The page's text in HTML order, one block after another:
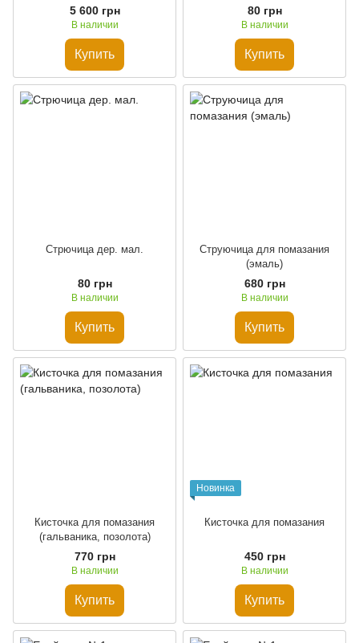
5 600 грн
В наличии
Купить
80 грн
В наличии
Купить
Стрючица дер. мал.
80 грн
В наличии
Купить
Струючица для помазания
(эмаль)
680 грн
В наличии
Купить
Кисточка для помазания
(гальваника, позолота)
770 грн
В наличии
Купить
Новинка
Кисточка для помазания
450 грн
В наличии
Купить